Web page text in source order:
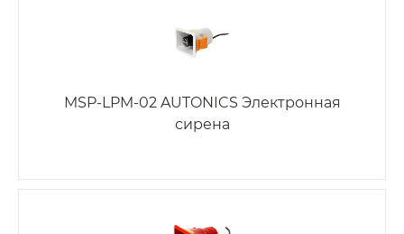
MSP-LPM-02 AUTONICS Электронная
сирена